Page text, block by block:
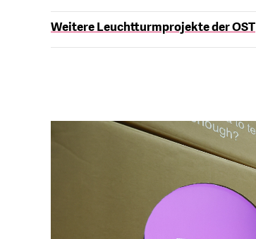
Weitere Leuchtturmprojekte der OST